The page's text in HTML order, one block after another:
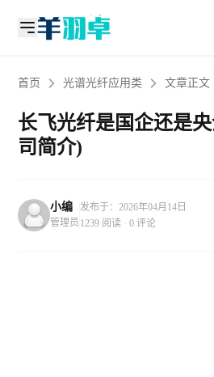
首页 光谱光纤应用类 文章正文
长飞光纤是国企还是
司简介)
小编
管理员
发布于：2026年04月14日
1239 阅读 · 0 评论